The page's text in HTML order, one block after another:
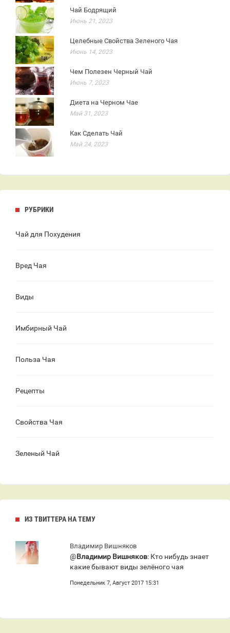
Чай Бодрящий
Июнь 21, 2023
Целебные Свойства Зеленого Чая
Июнь 14, 2023
Чем Полезен Черный Чай
Июнь 7, 2023
Диета на Черном Чае
Май 31, 2023
Как Сделать Чай
Май 24, 2023
РУБРИКИ
Чай для Похудения
Вред Чая
Виды
Имбирный Чай
Польза Чая
Рецепты
Свойства Чая
Зеленый Чай
ИЗ ТВИТТЕРА НА ТЕМУ
Владимир Вишняков
@Владимир Вишняков: Кто нибудь знает
какие бывают виды зелёного чая
Понедельник 7, Август 2017 15:31